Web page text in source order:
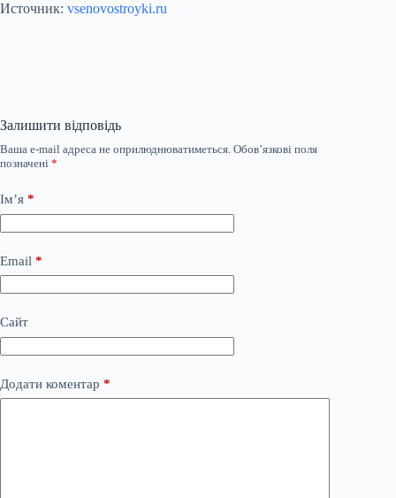
Источник: vsenovostroyki.ru
Залишити відповідь
Ваша e-mail адреса не оприлюднюватиметься. Обов’язкові поля
позначені *
Ім’я *
Email *
Сайт
Додати коментар *